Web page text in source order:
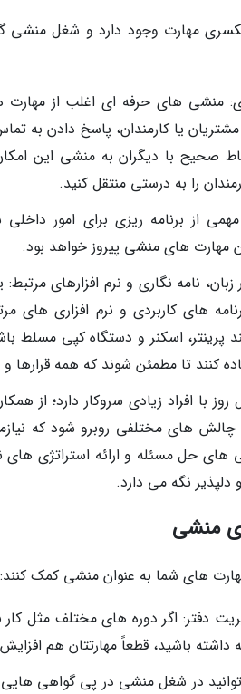
مهارت وجود دارد و شغل منشی
منشی های حرفه ای اغلب از مهارت
یا کارمندان، پاسخ دادن به
صحیح با دیگران به منشی این
را به درستی منتقل کنید.
از برنامه ریزی برای امور
مهارت های منشی پیروز خواهد بود.
نامه نگاری و نرم افزارهای
های کاربردی و نرم افزاری های
پرینتر، اسکنر و دستگاه کپی
کنند تا مطمئن شوند که همه
با افراد زیادی سروکار دارد؛ از
چالش های مختلفی روبرو شود که
حل مسئله و ارائه استراتژی های
نگه می دارد.
منشی
های شما به عنوان منشی کمک کنند:
داشته باشید، قطعاً مهارتتان هم
در شغل منشی در پی گواهی